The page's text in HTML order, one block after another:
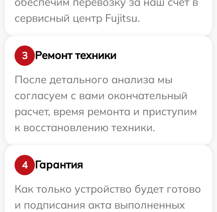
сервисный центр Fujitsu.
3
Ремонт техники
После детального анализа мы
согласуем с вами окончательный
расчет, время ремонта и приступим
к восстановлению техники.
4
Гарантия
Как только устройство будет готово
и подписания акта выполненных